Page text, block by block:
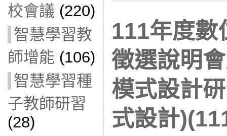
校會議 (220)
智慧學習教
師增能 (106)
智慧學習種
子教師研習
(28)
111年度數
徵選說明
模式設計
式設計